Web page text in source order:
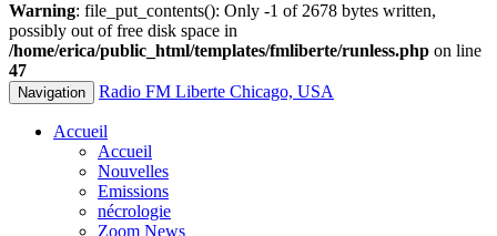
Warning: file_put_contents(): Only -1 of 2678 bytes written,
possibly out of free disk space in
/home/erica/public_html/templates/fmliberte/runless.php on line
47
Navigation Radio FM Liberte Chicago, USA
Accueil
Accueil
Nouvelles
Emissions
nécrologie
Zoom News